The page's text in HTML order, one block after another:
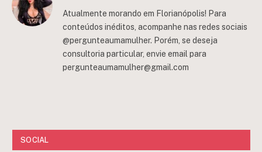
Atualmente morando em Florianópolis! Para
conteúdos inéditos, acompanhe nas redes sociais
@pergunteaumamulher. Porém, se deseja
consultoria particular, envie email para
pergunteaumamulher@gmail.com
SOCIAL